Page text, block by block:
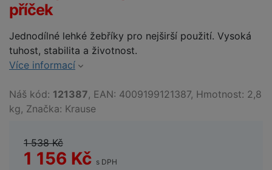
příček
Jednodílné lehké žebříky pro nejširší použití. Vysoká
tuhost, stabilita a životnost.
Více informací
Náš kód: 121387, EAN: 4009199121387, Hmotnost: 2,8
kg, Značka: Krause
1 538 Kč
1 156 Kč s DPH